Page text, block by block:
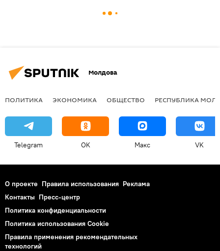
Молдова
ПОЛИТИКА ЭКОНОМИКА ОБЩЕСТВО РЕСПУБЛИКА
Telegram OK Макс VK
О проекте Правила использования Реклама
Контакты Пресс-центр
Политика конфиденциальности
Политика использования Cookie
Правила применения рекомендательных
технологий